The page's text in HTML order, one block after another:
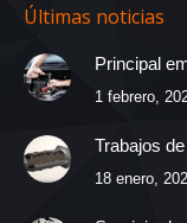
Últimas noticias
Principal
1 febrero,
Trabajos
18 enero,